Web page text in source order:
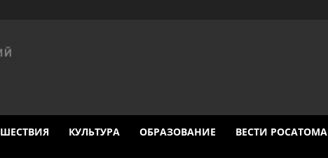
КУЛЬТУРА ОБРАЗОВАНИЕ ВЕСТИ РОСАТОМА